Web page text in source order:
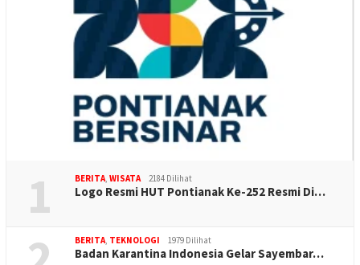
1 BERITA, WISATA 2184 Dilihat
Logo Resmi HUT Pontianak Ke-252 Resmi Di…
BERITA, TEKNOLOGI 1979 Dilihat
Badan Karantina Indonesia Gelar Sayembar…